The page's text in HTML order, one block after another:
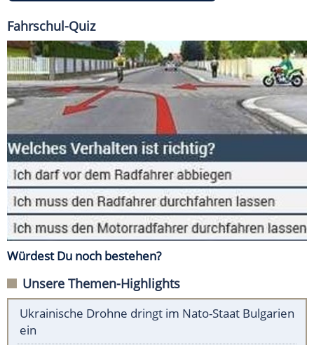
Fahrschul-Quiz
Würdest Du noch bestehen?
Unsere Themen-Highlights
Ukrainische Drohne dringt im Nato-Staat Bulgarien
ein